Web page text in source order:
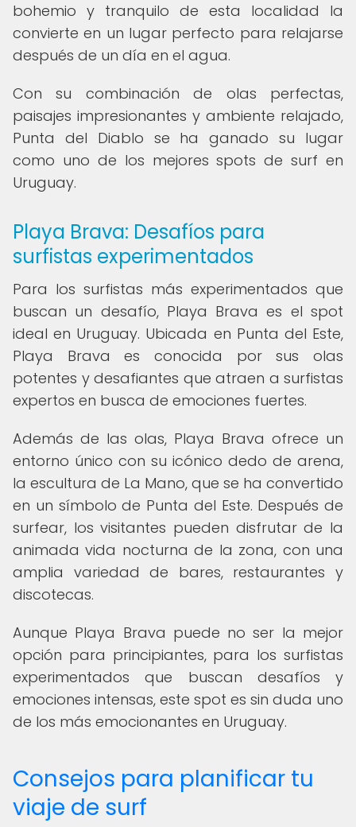
bohemio y tranquilo de esta localidad la
convierte en un lugar perfecto para relajarse
después de un día en el agua.
Con su combinación de olas perfectas,
paisajes impresionantes y ambiente relajado,
Punta del Diablo se ha ganado su lugar
como uno de los mejores spots de surf en
Uruguay.
Playa Brava: Desafíos para
surfistas experimentados
Para los surfistas más experimentados que
buscan un desafío, Playa Brava es el spot
ideal en Uruguay. Ubicada en Punta del Este,
Playa Brava es conocida por sus olas
potentes y desafiantes que atraen a surfistas
expertos en busca de emociones fuertes.
Además de las olas, Playa Brava ofrece un
entorno único con su icónico dedo de arena,
la escultura de La Mano, que se ha convertido
en un símbolo de Punta del Este. Después de
surfear, los visitantes pueden disfrutar de la
animada vida nocturna de la zona, con una
amplia variedad de bares, restaurantes y
discotecas.
Aunque Playa Brava puede no ser la mejor
opción para principiantes, para los surfistas
experimentados que buscan desafíos y
emociones intensas, este spot es sin duda uno
de los más emocionantes en Uruguay.
Consejos para planificar tu
viaje de surf